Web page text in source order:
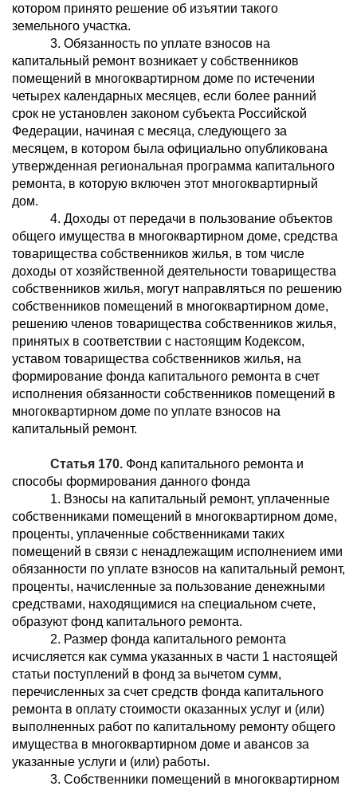
котором принято решение об изъятии такого
земельного участка.
3. Обязанность по уплате взносов на
капитальный ремонт возникает у собственников
помещений в многоквартирном доме по истечении
четырех календарных месяцев, если более ранний
срок не установлен законом субъекта Российской
Федерации, начиная с месяца, следующего за
месяцем, в котором была официально опубликована
утвержденная региональная программа капитального
ремонта, в которую включен этот многоквартирный
дом.
4. Доходы от передачи в пользование объектов
общего имущества в многоквартирном доме, средства
товарищества собственников жилья, в том числе
доходы от хозяйственной деятельности товарищества
собственников жилья, могут направляться по решению
собственников помещений в многоквартирном доме,
решению членов товарищества собственников жилья,
принятых в соответствии с настоящим Кодексом,
уставом товарищества собственников жилья, на
формирование фонда капитального ремонта в счет
исполнения обязанности собственников помещений в
многоквартирном доме по уплате взносов на
капитальный ремонт.
Статья 170. Фонд капитального ремонта и
способы формирования данного фонда
1. Взносы на капитальный ремонт, уплаченные
собственниками помещений в многоквартирном доме,
проценты, уплаченные собственниками таких
помещений в связи с ненадлежащим исполнением ими
обязанности по уплате взносов на капитальный ремонт,
проценты, начисленные за пользование денежными
средствами, находящимися на специальном счете,
образуют фонд капитального ремонта.
2. Размер фонда капитального ремонта
исчисляется как сумма указанных в части 1 настоящей
статьи поступлений в фонд за вычетом сумм,
перечисленных за счет средств фонда капитального
ремонта в оплату стоимости оказанных услуг и (или)
выполненных работ по капитальному ремонту общего
имущества в многоквартирном доме и авансов за
указанные услуги и (или) работы.
3. Собственники помещений в многоквартирном